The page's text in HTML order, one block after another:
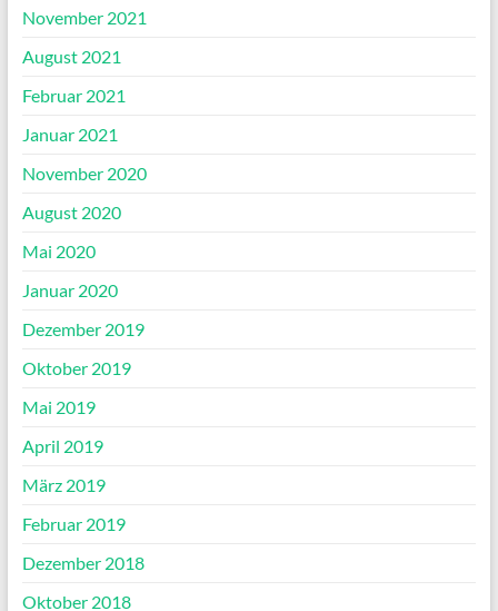
November 2021
August 2021
Februar 2021
Januar 2021
November 2020
August 2020
Mai 2020
Januar 2020
Dezember 2019
Oktober 2019
Mai 2019
April 2019
März 2019
Februar 2019
Dezember 2018
Oktober 2018